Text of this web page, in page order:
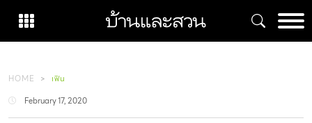
content
HOME
เฟิน
February 17, 2020